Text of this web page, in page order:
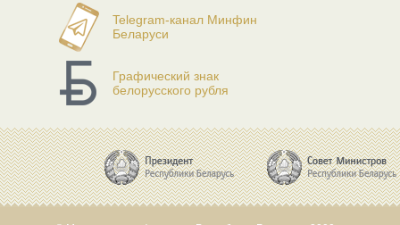
Telegram-канал Минфин
Беларуси
Графический знак
белорусского рубля